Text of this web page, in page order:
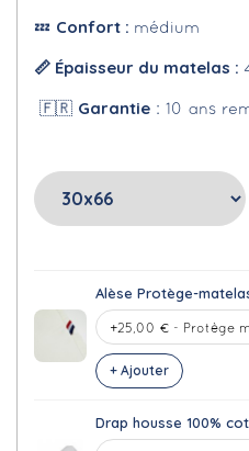
💤 Confort : médium
📏 Épaisseur du matelas :
🇫🇷 Garantie : 10 ans
Alèse Protège-
+ Ajouter
Drap housse 100%